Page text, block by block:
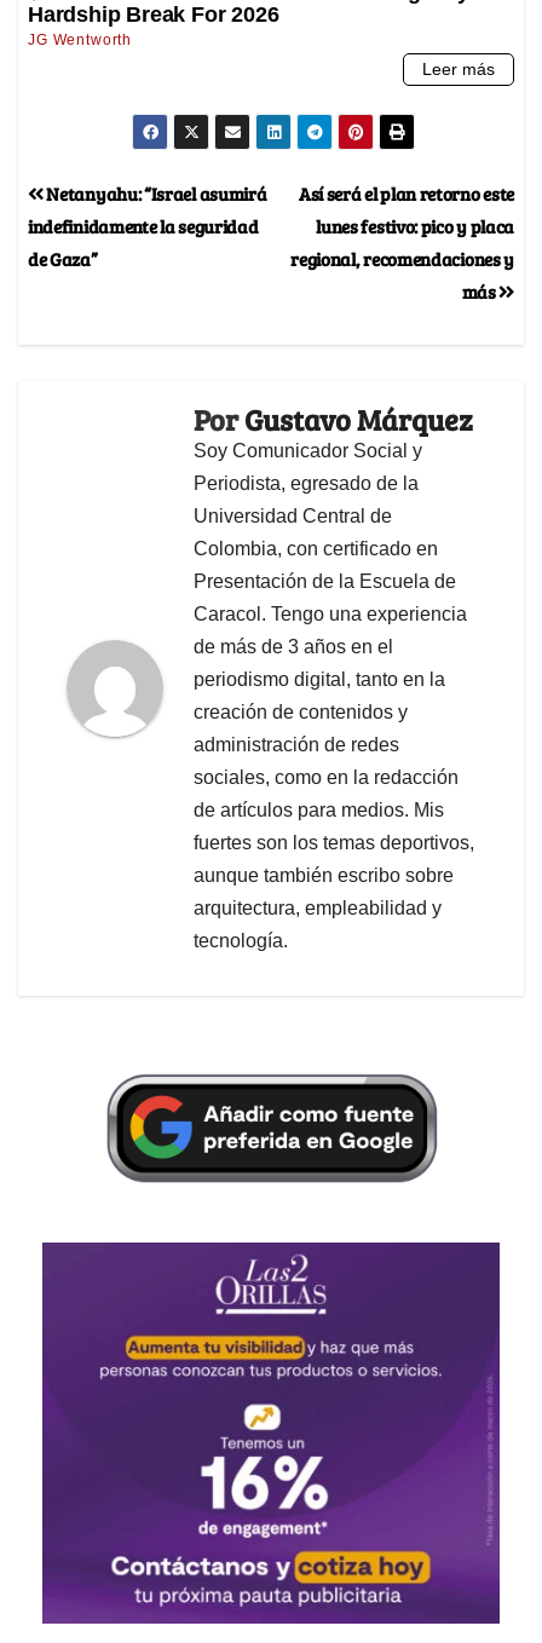
Así será el plan retorno este
lunes festivo: pico y placa
regional, recomendaciones y
más
Netanyahu: “Israel asumirá
indefinidamente la seguridad
de Gaza”
PorGustavo Márquez
Soy Comunicador Social y
Periodista, egresado de la
Universidad Central de
Colombia, con certificado en
Presentación de la Escuela de
Caracol. Tengo una experiencia
de más de 3 años en el
periodismo digital, tanto en la
creación de contenidos y
administración de redes
sociales, como en la redacción
de artículos para medios. Mis
fuertes son los temas deportivos,
aunque también escribo sobre
arquitectura, empleabilidad y
tecnología.